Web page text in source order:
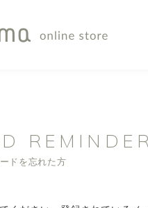
ドを忘れた方